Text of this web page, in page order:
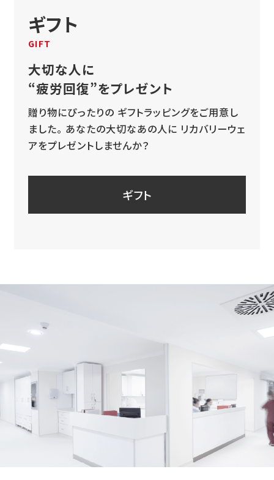
ギフト
GIFT
大切な人に
“疲労回復”をプレゼント
贈り物にぴったりの ギフトラッピングをご用意し
ました。 あなたの大切なあの人に リカバリーウェ
アをプレゼントしませんか？
ギフト